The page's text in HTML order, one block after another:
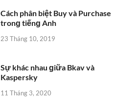
Cách phân biệt Buy và Purchase
tronɡ tiếnɡ Anh
23 Tháng 10, 2019
Sự khác nhau ɡiữa Bkav và
Kaspersky
11 Tháng 3, 2020